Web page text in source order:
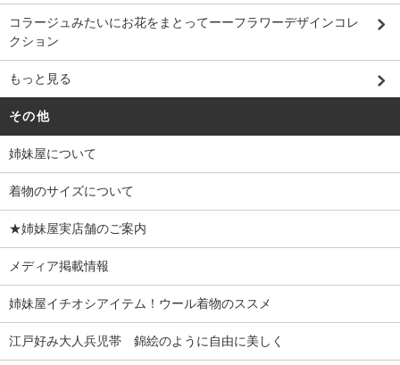
コラージュみたいにお花をまとってーーフラワーデザインコレ
クション
もっと見る
その他
姉妹屋について
着物のサイズについて
★姉妹屋実店舗のご案内
メディア掲載情報
姉妹屋イチオシアイテム！ウール着物のススメ
江戸好み大人兵児帯 錦絵のように自由に美しく